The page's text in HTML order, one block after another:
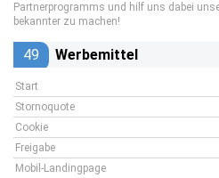
Partnerprogramms und hilf uns dabei
bekannter zu machen!
49 Werbemittel
Start
Stornoquote
Cookie
Freigabe
Mobil-Landingpage